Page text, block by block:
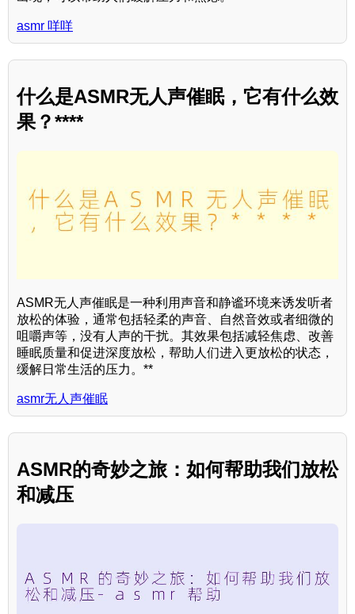
asmr 咩咩
什么是ASMR无人声催眠，它有什么效
果？****
ASMR无人声催眠是一种利用声音和静谧环境来诱发听者
放松的体验，通常包括轻柔的声音、自然音效或者细微的
咀嚼声等，没有人声的干扰。其效果包括减轻焦虑、改善
睡眠质量和促进深度放松，帮助人们进入更放松的状态，
缓解日常生活的压力。**
asmr无人声催眠
ASMR的奇妙之旅：如何帮助我们放松
和减压